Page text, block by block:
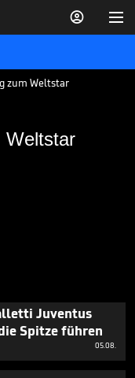


zum Weltstar
Weltstar
Juventus
Spitze führen
05.08.